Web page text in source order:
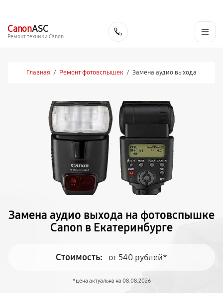
CanonASC
Ремонт техники Canon
Главная / Ремонт фотовспышек / Замена аудио выхода
Замена аудио выхода на фотовспышке
Canon в Екатеринбурге
Стоимость: от 540 рублей*
*цена актуальна на 08.08.2026